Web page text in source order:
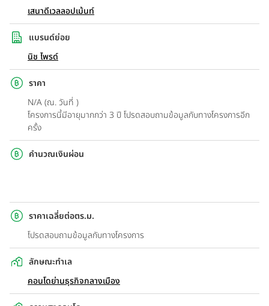
เสนาดีเวลลอปเม้นท์
แบรนด์ย่อย
นิช ไพรด์
ราคา
N/A (ณ. วันที่ )
โครงการนี้มีอายุมากกว่า 3 ปี โปรดสอบถามข้อมูลกับทางโครงการอีก
ครั้ง
คำนวณเงินผ่อน
ราคาเฉลี่ยต่อตร.ม.
โปรดสอบถามข้อมูลกับทางโครงการ
ลักษณะทำเล
คอนโดย่านธุรกิจกลางเมือง